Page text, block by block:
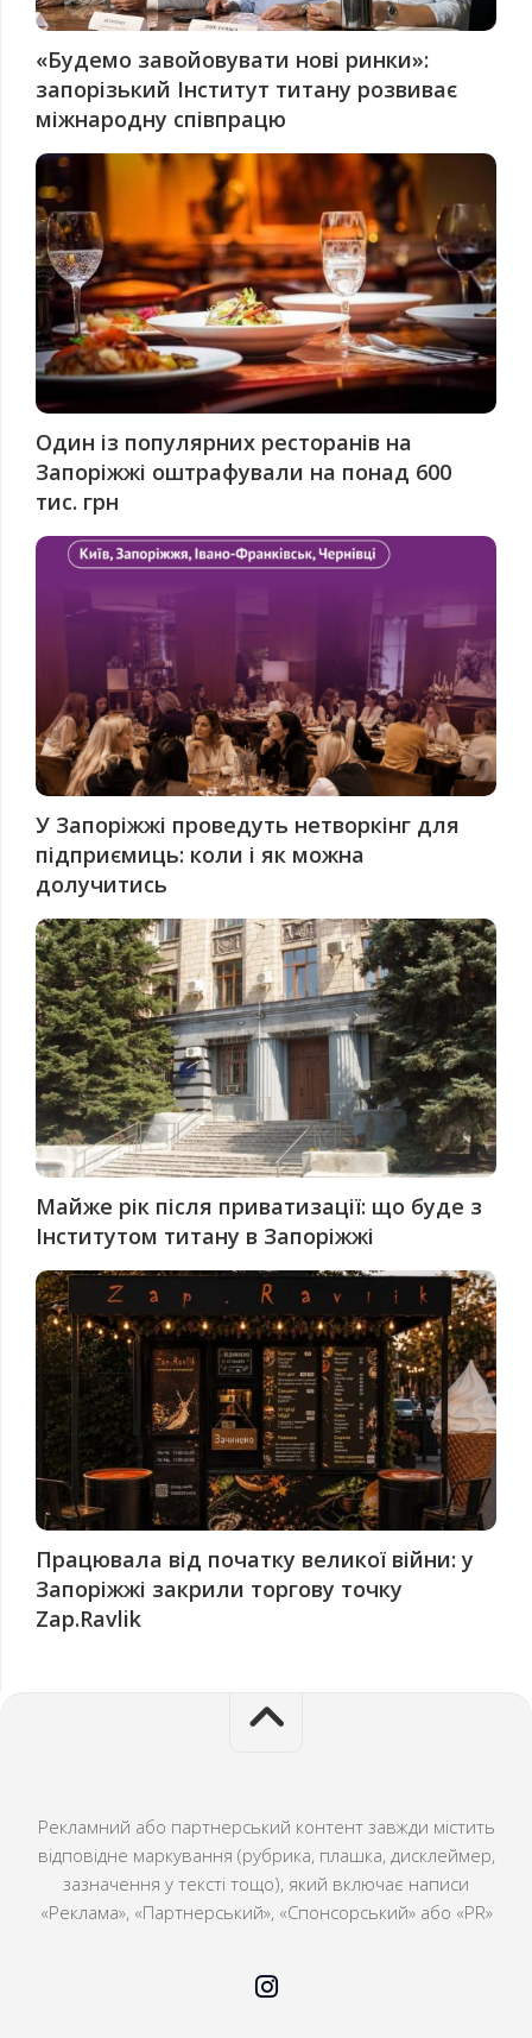
«Будемо завойовувати нові ринки»:
запорізький Інститут титану розвиває
міжнародну співпрацю
Один із популярних ресторанів на
Запоріжжі оштрафували на понад 600
тис. грн
У Запоріжжі проведуть нетворкінг для
підприємиць: коли і як можна
долучитись
Майже рік після приватизації: що буде з
Інститутом титану в Запоріжжі
Працювала від початку великої війни: у
Запоріжжі закрили торгову точку
Zap.Ravlik
Рекламний або партнерський контент завжди містить
відповідне маркування (рубрика, плашка, дисклеймер,
зазначення у тексті тощо), який включає написи
«Реклама», «Партнерський», «Спонсорський» або «PR»